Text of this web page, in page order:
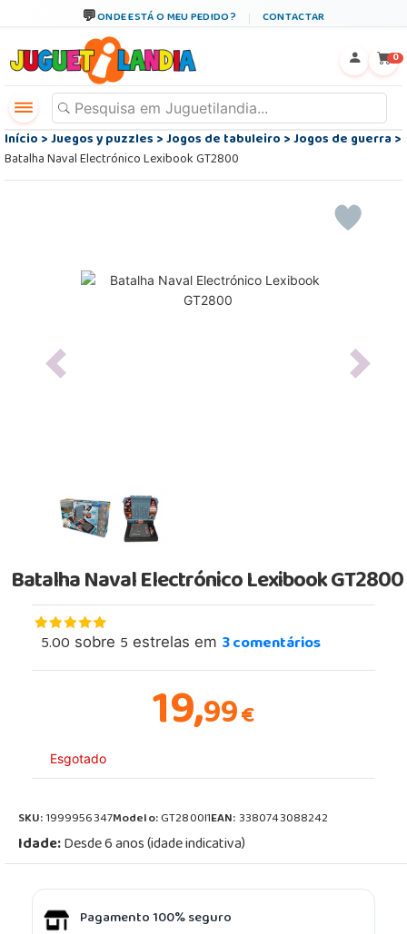
ONDE ESTÁ O MEU PEDIDO? CONTACTAR
0
Início>Juegos y puzzles>Jogos de tabuleiro>Jogos de guerra>
Batalha Naval Electrónico Lexibook GT2800
Previous Next
Batalha Naval Electrónico Lexibook GT2800
5.00 sobre 5 estrelas em 3comentários
19,99€
Esgotado
SKU:1999956347Modelo:GT2800I1EAN:3380743088242
Idade:Desde 6 anos (idade indicativa)
Pagamento 100% seguro